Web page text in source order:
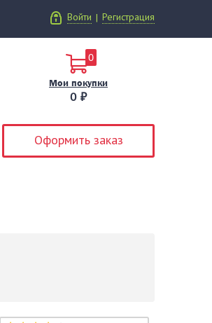
Войти | Регистрация
0
Мои покупки
0 ₽
Оформить заказ